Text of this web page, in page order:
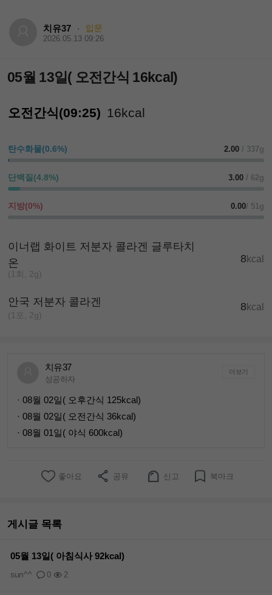
치유37 · 입문
2026.05.13 09:26
05월 13일( 오전간식 16kcal)
오전간식(09:25) 16kcal
탄수화물(0.6%) 2.00 / 337g
단백질(4.8%) 3.00 / 62g
지방(0%) 0.00/ 51g
이너랩 화이트 저분자 콜라겐 글루타치
온
(1회, 2g)
8 kcal
안국 저분자 콜라겐
(1포, 2g)
8 kcal
치유37
성공하자
더보기
· 08월 02일( 오후간식 125kcal)
· 08월 02일( 오전간식 36kcal)
· 08월 01일( 야식 600kcal)
좋아요 공유 신고 북마크
게시글 목록
05월 13일( 아침식사 92kcal)
0 2
sun^^